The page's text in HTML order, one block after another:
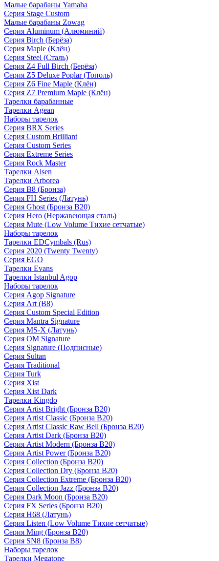
Малые барабаны Yamaha
Серия Stage Custom
Малые барабаны Zowag
Серия Aluminum (Алюминий)
Серия Birch (Берёза)
Серия Maple (Клён)
Серия Steel (Сталь)
Серия Z4 Full Birch (Берёза)
Серия Z5 Deluxe Poplar (Тополь)
Серия Z6 Fine Maple (Клён)
Серия Z7 Premium Maple (Клён)
Тарелки барабанные
Тарелки Agean
Наборы тарелок
Серия BRX Series
Серия Custom Brilliant
Серия Custom Series
Серия Extreme Series
Серия Rock Master
Тарелки Aisen
Тарелки Arborea
Серия B8 (Бронза)
Серия FH Series (Латунь)
Серия Ghost (Бронза B20)
Серия Hero (Нержавеющая сталь)
Серия Mute (Low Volume Тихие сетчатые)
Наборы тарелок
Тарелки EDCymbals (Rus)
Серия 2020 (Twenty Twenty)
Серия EGO
Тарелки Evans
Тарелки Istanbul Agop
Наборы тарелок
Серия Agop Signature
Серия Art (B8)
Серия Custom Special Edition
Серия Mantra Signature
Серия MS-X (Латунь)
Серия OM Signature
Серия Signature (Подписные)
Серия Sultan
Серия Traditional
Серия Turk
Серия Xist
Серия Xist Dark
Тарелки Kingdo
Серия Artist Bright (Бронза B20)
Серия Artist Classic (Бронза B20)
Серия Artist Classic Raw Bell (Бронза B20)
Серия Artist Dark (Бронза B20)
Серия Artist Modern (Бронза B20)
Серия Artist Power (Бронза B20)
Серия Collection (Бронза B20)
Серия Collection Dry (Бронза B20)
Серия Collection Extreme (Бронза B20)
Серия Collection Jazz (Бронза B20)
Серия Dark Moon (Бронза B20)
Серия FX Series (Бронза B20)
Серия H68 (Латунь)
Серия Listen (Low Volume Тихие сетчатые)
Серия Ming (Бронза B20)
Серия SN8 (Бронза B8)
Наборы тарелок
Тарелки Megatone